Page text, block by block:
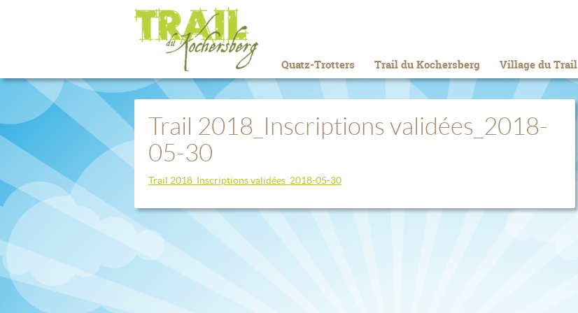
Quatz-Trotters Trail du Kochersberg Village du Trail
Trail 2018_Inscriptions validées_2018-
05-30
Trail 2018_Inscriptions validées_2018-05-30